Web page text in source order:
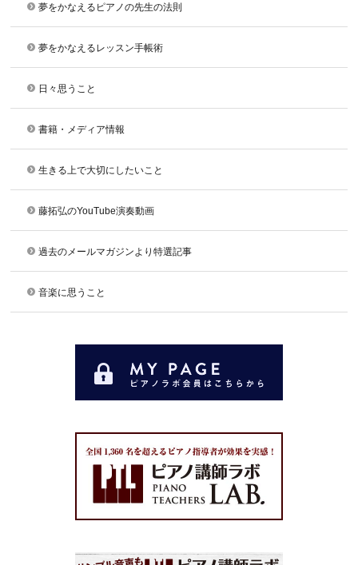
夢をかなえるピアノの先生の法則
夢をかなえるレッスン手帳術
日々思うこと
書籍・メディア情報
生きる上で大切にしたいこと
藤拓弘のYouTube演奏動画
過去のメールマガジンより特選記事
音楽に思うこと